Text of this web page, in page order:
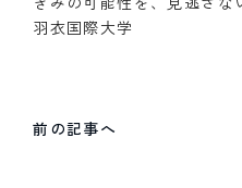
羽衣国際大学
前の記事へ